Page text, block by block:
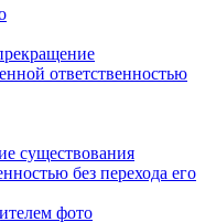
ответственностью
существования
без перехода его